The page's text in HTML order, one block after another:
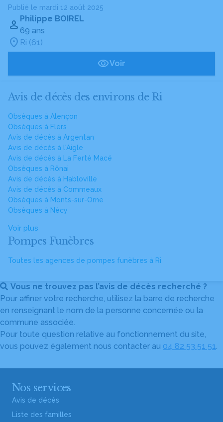
Publié le mardi 12 août 2025
Philippe BOIREL
69 ans
Ri (61)
Voir
Avis de décès des environs de Ri
Obsèques à Alençon
Obsèques à Flers
Avis de décès à Argentan
Avis de décès à l'Aigle
Avis de décès à La Ferté Macé
Obsèques à Rônai
Avis de décès à Habloville
Avis de décès à Commeaux
Obsèques à Monts-sur-Orne
Obsèques à Nécy
Voir plus
Pompes Funèbres
Toutes les agences de pompes funèbres à Ri
Vous ne trouvez pas l’avis de décès recherché ?
Pour affiner votre recherche, utilisez la barre de recherche
en renseignant le nom de la personne concernée ou la
commune associée.
Pour toute question relative au fonctionnement du site,
vous pouvez également nous contacter au 04 82 53 51 51.
Nos services
Avis de décès
Liste des familles